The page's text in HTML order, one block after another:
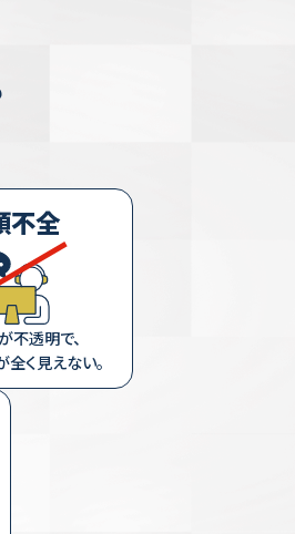
不全
不透明で、
く見えない。